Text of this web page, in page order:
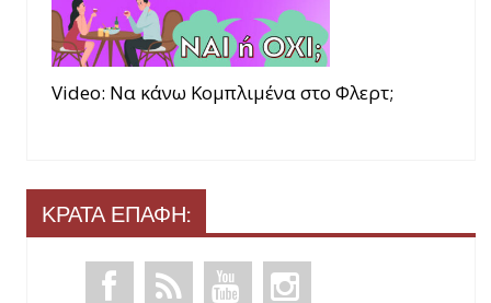
Video: Να κάνω Κομπλιμένα στο Φλερτ;
ΚΡΑΤΑ ΕΠΑΦΗ: